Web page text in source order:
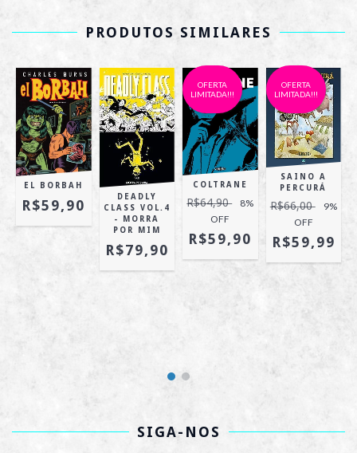
PRODUTOS SIMILARES
EL BORBAH
R$59,90
DEADLY
CLASS VOL.4
- MORRA
POR MIM
R$79,90
OFERTA
LIMITADA!!!
COLTRANE
R$64,90 8%
OFF
R$59,90
OFERTA
LIMITADA!!!
SAINO A
PERCURÁ
R$66,00 9%
OFF
R$59,99
SIGA-NOS